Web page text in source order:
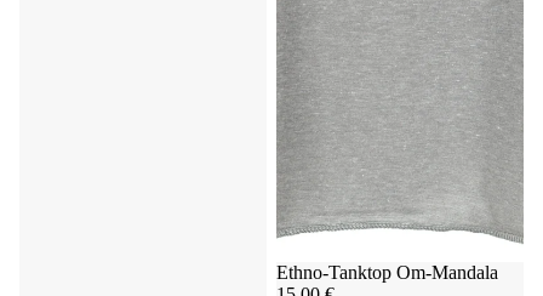
Ethno-Tanktop Om-Mandala